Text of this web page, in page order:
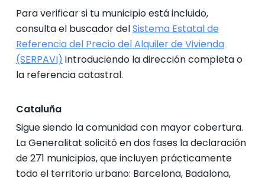
Para verificar si tu municipio está incluido,
consulta el buscador delSistema Estatal de
Referencia del Precio del Alquiler de Vivienda
(SERPAVI) introduciendo la dirección completa o
la referencia catastral.
Cataluña
Sigue siendo la comunidad con mayor cobertura.
La Generalitat solicitó en dos fases la declaración
de 271 municipios, que incluyen prácticamente
todo el territorio urbano: Barcelona, Badalona,